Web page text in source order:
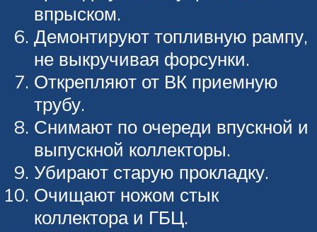
впрыском.
Демонтируют топливную рампу,
не выкручивая форсунки.
Открепляют от ВК приемную
трубу.
Снимают по очереди впускной и
выпускной коллекторы.
Убирают старую прокладку.
Очищают ножом стык
коллектора и ГБЦ.